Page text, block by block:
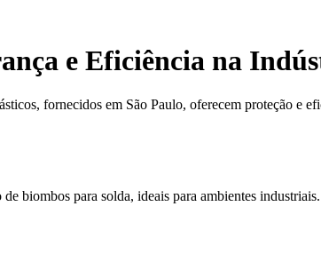
e Eficiência na
fornecidos em São Paulo, oferecem proteção e
biombos para solda, ideais para ambientes